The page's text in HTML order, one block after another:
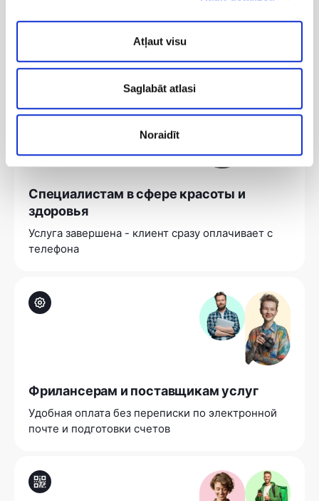
Atļaut visu
Saglabāt atlasi
Noraidīt
Оплата за м² или час - просто по факту
Специалистам в сфере красоты и
здоровья
Услуга завершена - клиент сразу оплачивает с
телефона
Фрилансерам и поставщикам услуг
Удобная оплата без переписки по электронной
почте и подготовки счетов